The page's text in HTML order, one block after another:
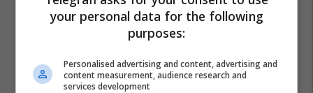
your personal data for the following
purposes:
Personalised advertising and content, advertising and
content measurement, audience research and
services development